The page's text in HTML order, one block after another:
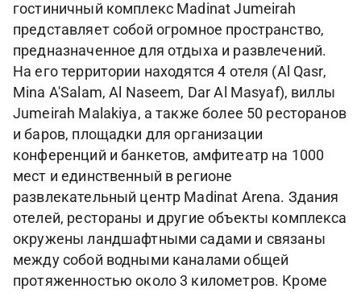
гостиничный комплекс Madinat Jumeirah
представляет собой огромное пространство,
предназначенное для отдыха и развлечений.
На его территории находятся 4 отеля (Al Qasr,
Mina A'Salam, Al Naseem, Dar Al Masyaf), виллы
Jumeirah Malakiya, а также более 50 ресторанов
и баров, площадки для организации
конференций и банкетов, амфитеатр на 1000
мест и единственный в регионе
развлекательный центр Madinat Arena. Здания
отелей, рестораны и другие объекты комплекса
окружены ландшафтными садами и связаны
между собой водными каналами общей
протяженностью около 3 километров. Кроме